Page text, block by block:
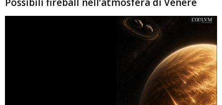
Possibili fireball nell’atmosfera di Venere